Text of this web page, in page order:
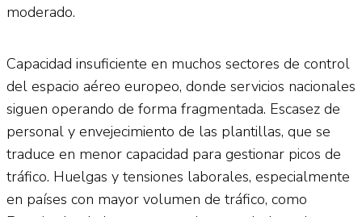
moderado.
Capacidad insuficiente en muchos sectores de control
del espacio aéreo europeo, donde servicios nacionales
siguen operando de forma fragmentada. Escasez de
personal y envejecimiento de las plantillas, que se
traduce en menor capacidad para gestionar picos de
tráfico. Huelgas y tensiones laborales, especialmente
en países con mayor volumen de tráfico, como